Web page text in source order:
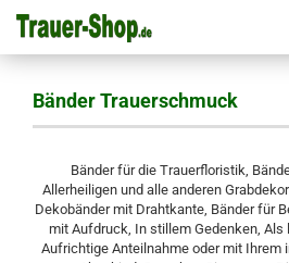
Bänder Trauerschmuck
Bänder für die Trauerfloristik,
Allerheiligen und alle anderen
Dekobänder mit Drahtkante, Bänder für
mit Aufdruck, In stillem Gedenken, Als
Aufrichtige Anteilnahme oder mit Ihrem